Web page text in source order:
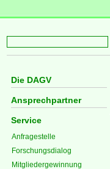
Die DAGV
Ansprechpartner
Service
Anfragestelle
Forschungsdialog
Mitgliedergewinnung